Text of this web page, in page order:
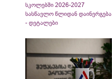
სკოლებში 2026-2027
სასწავლო წლიდან დაინერგება
- დეტალები